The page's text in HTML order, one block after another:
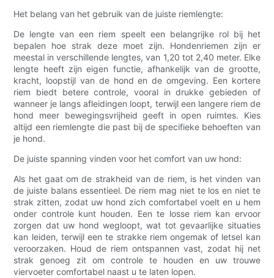
Het belang van het gebruik van de juiste riemlengte:
De lengte van een riem speelt een belangrijke rol bij het
bepalen hoe strak deze moet zijn. Hondenriemen zijn er
meestal in verschillende lengtes, van 1,20 tot 2,40 meter. Elke
lengte heeft zijn eigen functie, afhankelijk van de grootte,
kracht, loopstijl van de hond en de omgeving. Een kortere
riem biedt betere controle, vooral in drukke gebieden of
wanneer je langs afleidingen loopt, terwijl een langere riem de
hond meer bewegingsvrijheid geeft in open ruimtes. Kies
altijd een riemlengte die past bij de specifieke behoeften van
je hond.
De juiste spanning vinden voor het comfort van uw hond:
Als het gaat om de strakheid van de riem, is het vinden van
de juiste balans essentieel. De riem mag niet te los en niet te
strak zitten, zodat uw hond zich comfortabel voelt en u hem
onder controle kunt houden. Een te losse riem kan ervoor
zorgen dat uw hond wegloopt, wat tot gevaarlijke situaties
kan leiden, terwijl een te strakke riem ongemak of letsel kan
veroorzaken. Houd de riem ontspannen vast, zodat hij net
strak genoeg zit om controle te houden en uw trouwe
viervoeter comfortabel naast u te laten lopen.